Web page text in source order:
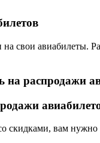
свои авиабилеты.
на распродажи
скидками, вам